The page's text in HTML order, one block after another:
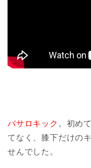
バサロキック 。初め
てなく、膝下だけの
せんでした。